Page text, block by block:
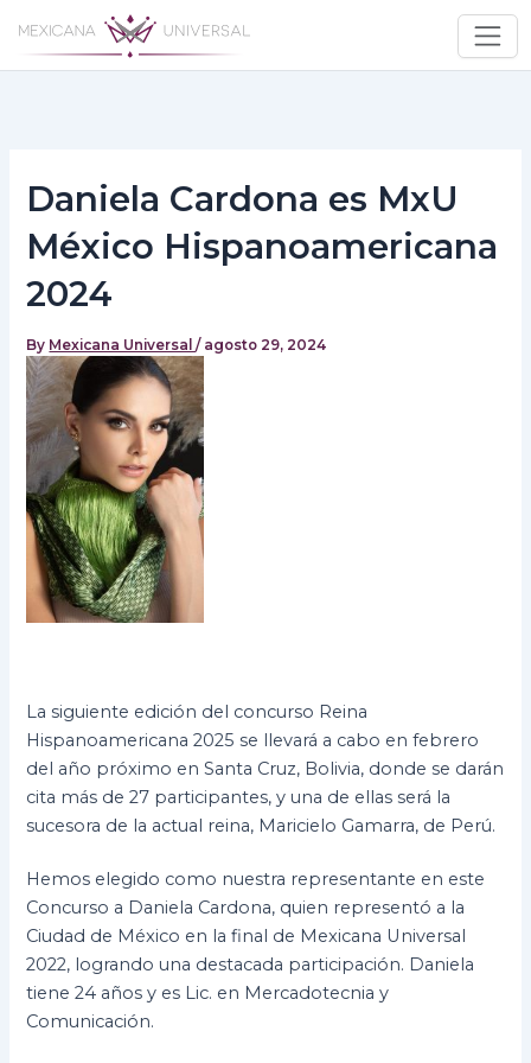
content
Daniela Cardona es MxU
México Hispanoamericana
2024
By Mexicana Universal/ agosto 29, 2024
La siguiente edición del concurso Reina
Hispanoamericana 2025 se llevará a cabo en febrero
del año próximo en Santa Cruz, Bolivia, donde se darán
cita más de 27 participantes, y una de ellas será la
sucesora de la actual reina, Maricielo Gamarra, de Perú.
Hemos elegido como nuestra representante en este
Concurso a Daniela Cardona, quien representó a la
Ciudad de México en la final de Mexicana Universal
2022, logrando una destacada participación. Daniela
tiene 24 años y es Lic. en Mercadotecnia y
Comunicación.